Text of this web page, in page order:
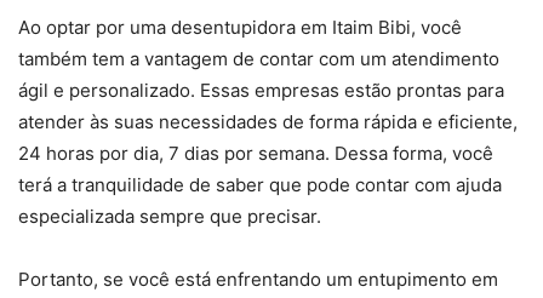
Ao optar por uma desentupidora em Itaim Bibi, você
também tem a vantagem de contar com um atendimento
ágil e personalizado. Essas empresas estão prontas para
atender às suas necessidades de forma rápida e eficiente,
24 horas por dia, 7 dias por semana. Dessa forma, você
terá a tranquilidade de saber que pode contar com ajuda
especializada sempre que precisar.
Portanto, se você está enfrentando um entupimento em